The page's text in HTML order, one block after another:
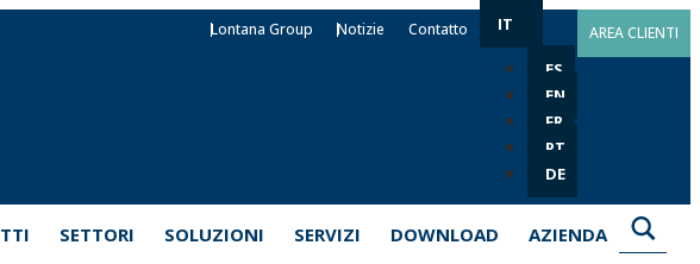
Lontana Group Notizie Contatto IT
ES
EN
FR
PT
DE
AREA CLIENTI
SETTORI SOLUZIONI SERVIZI DOWNLOAD AZIENDA